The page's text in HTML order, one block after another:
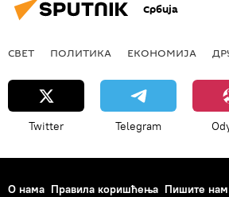
Србија
СВЕТ ПОЛИТИКА ЕКОНОМИЈА
Twitter Telegram
О нама Правила коришћења Пишите нам